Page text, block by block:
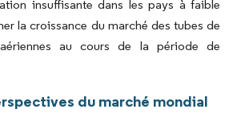
insuffisante dans les pays à faible
la croissance du marché des tubes de
au cours de la période de
du marché mondial